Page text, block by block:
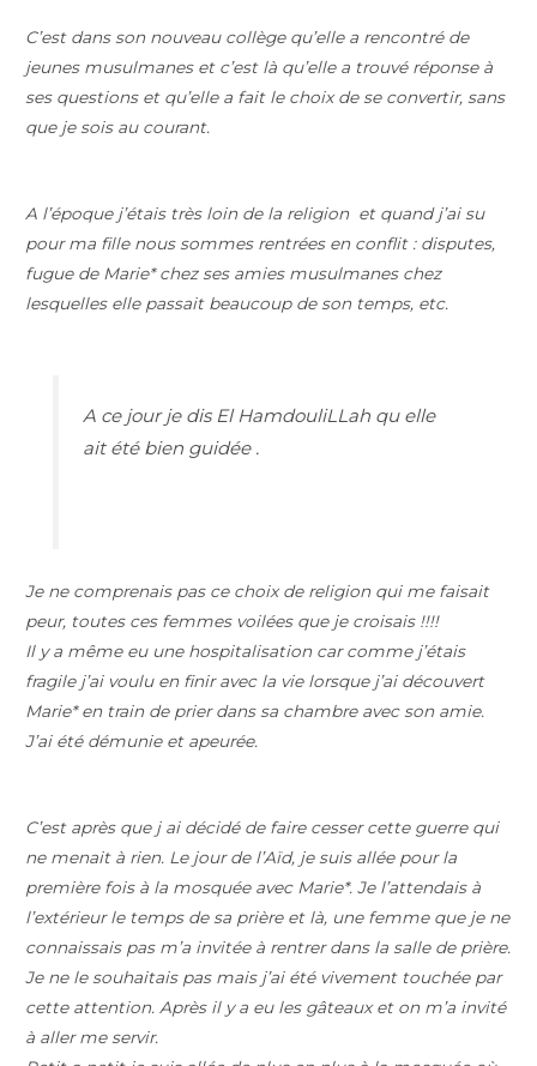
C’est dans son nouveau collège qu’elle a rencontré de
jeunes musulmanes et c’est là qu’elle a trouvé réponse à
ses questions et qu’elle a fait le choix de se convertir, sans
que je sois au courant.
A l’époque j’étais très loin de la religion et quand j’ai su
pour ma fille nous sommes rentrées en conflit : disputes,
fugue de Marie* chez ses amies musulmanes chez
lesquelles elle passait beaucoup de son temps, etc.
A ce jour je dis El HamdouliLLah qu elle
ait été bien guidée .
Je ne comprenais pas ce choix de religion qui me faisait
peur, toutes ces femmes voilées que je croisais !!!!
Il y a même eu une hospitalisation car comme j’étais
fragile j’ai voulu en finir avec la vie lorsque j’ai découvert
Marie* en train de prier dans sa chambre avec son amie.
J’ai été démunie et apeurée.
C’est après que j ai décidé de faire cesser cette guerre qui
ne menait à rien. Le jour de l’Aïd, je suis allée pour la
première fois à la mosquée avec Marie*. Je l’attendais à
l’extérieur le temps de sa prière et là, une femme que je ne
connaissais pas m’a invitée à rentrer dans la salle de prière.
Je ne le souhaitais pas mais j’ai été vivement touchée par
cette attention. Après il y a eu les gâteaux et on m’a invité
à aller me servir.